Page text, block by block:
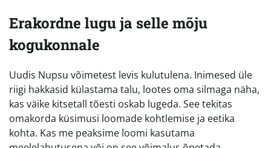
Erakordne lugu ja selle mõju
kogukonnale
Uudis Nupsu võimetest levis kulutulena. Inimesed üle
riigi hakkasid külastama talu, lootes oma silmaga näha,
kas väike kitsetall tõesti oskab lugeda. See tekitas
omakorda küsimusi loomade kohtlemise ja eetika
kohta. Kas me peaksime loomi kasutama